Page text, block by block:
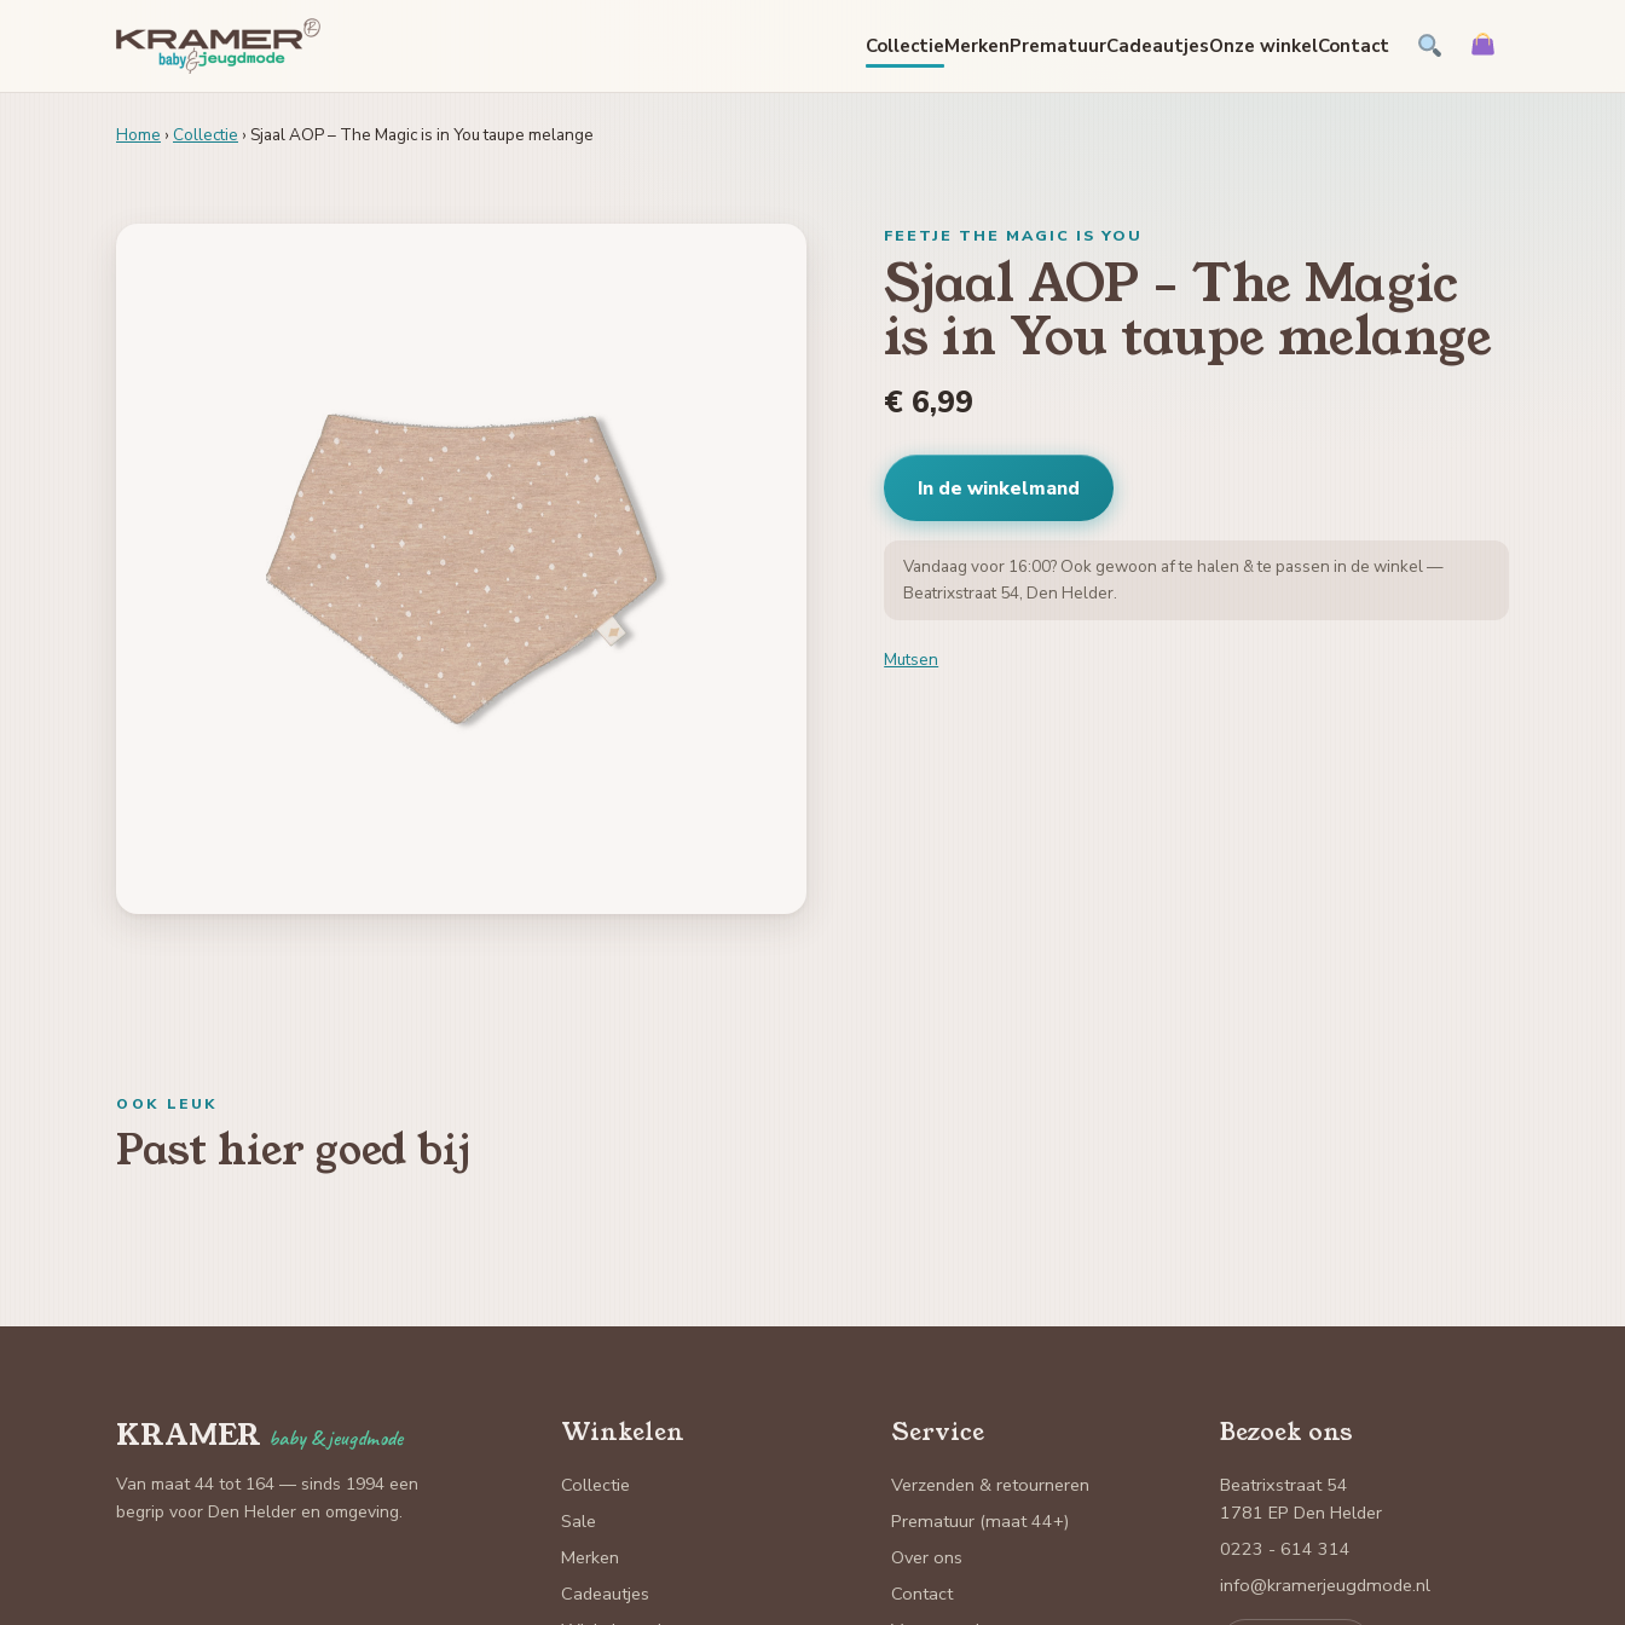
CollectieMerkenPrematuurCadeautjesOnze winkelContact
Home › Collectie › Sjaal AOP – The Magic is in You taupe melange
FEETJE THE MAGIC IS YOU
Sjaal AOP - The Magic
is in You taupe melange
€ 6,99
In de winkelmand
Vandaag voor 16:00? Ook gewoon af te halen & te passen in de winkel —
Beatrixstraat 54, Den Helder.
Mutsen
OOK LEUK
Past hier goed bij
KRAMER baby & jeugdmode
Van maat 44 tot 164 — sinds 1994 een
begrip voor Den Helder en omgeving.
Winkelen
Collectie
Sale
Merken
Cadeautjes
Service
Verzenden & retourneren
Prematuur (maat 44+)
Over ons
Contact
Bezoek ons
Beatrixstraat 54
1781 EP Den Helder
0223 - 614 314
info@kramerjeugdmode.nl